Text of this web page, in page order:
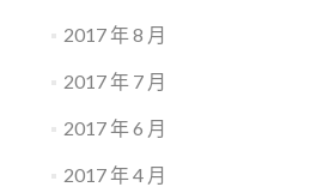
2017 年 8 月
2017 年 7 月
2017 年 6 月
2017 年 4 月